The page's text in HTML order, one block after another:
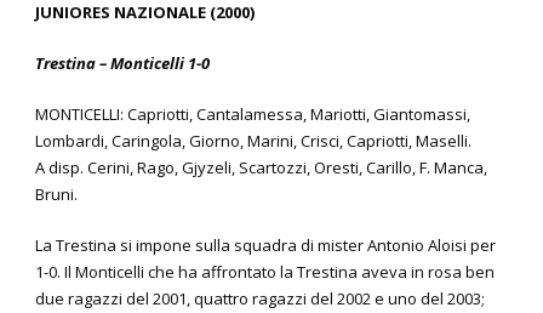
JUNIORES NAZIONALE (2000)
Trestina – Monticelli 1-0
MONTICELLI: Capriotti, Cantalamessa, Mariotti, Giantomassi,
Lombardi, Caringola, Giorno, Marini, Crisci, Capriotti, Maselli.
A disp. Cerini, Rago, Gjyzeli, Scartozzi, Oresti, Carillo, F. Manca,
Bruni.
La Trestina si impone sulla squadra di mister Antonio Aloisi per
1-0. Il Monticelli che ha affrontato la Trestina aveva in rosa ben
due ragazzi del 2001, quattro ragazzi del 2002 e uno del 2003;